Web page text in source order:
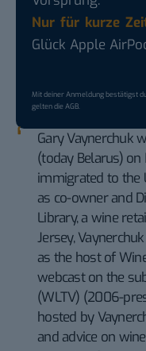
Nur für kurze
Glück Apple
Mit deiner Anmeldung bestätigst
gelten dieAGB.
Gary Vaynerchuk
(today Belarus) on
immigrated to the
as co-owner and
Library, a wine
Jersey,
as the host of
webcast on the
(WLTV) (2006-
hosted by
and advice on